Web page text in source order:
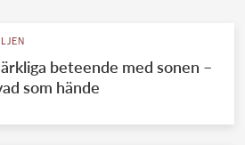
beteende med sonen –
som hände